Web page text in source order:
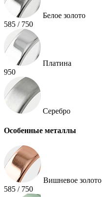
Белое золото
585 / 750
Платина
950
Серебро
Особенные металлы
Вишневое золото
585 / 750